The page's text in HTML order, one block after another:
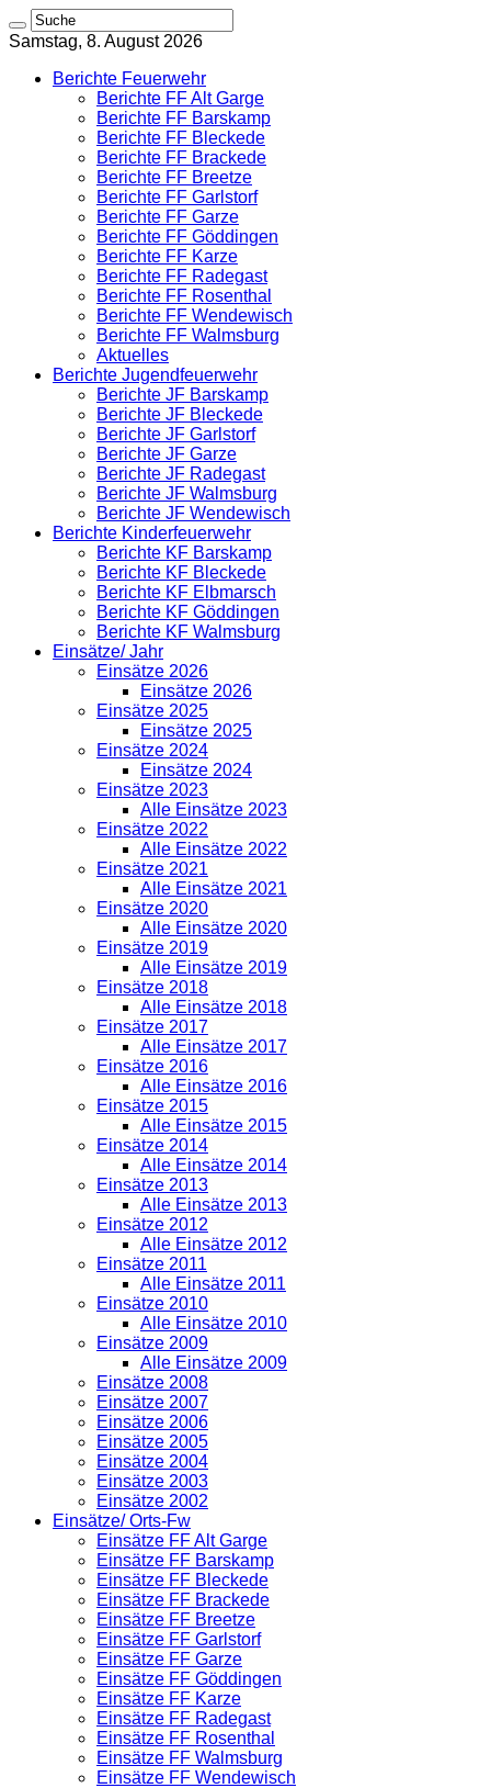
Samstag, 8. August 2026
Berichte Feuerwehr
Berichte FF Alt Garge
Berichte FF Barskamp
Berichte FF Bleckede
Berichte FF Brackede
Berichte FF Breetze
Berichte FF Garlstorf
Berichte FF Garze
Berichte FF Göddingen
Berichte FF Karze
Berichte FF Radegast
Berichte FF Rosenthal
Berichte FF Wendewisch
Berichte FF Walmsburg
Aktuelles
Berichte Jugendfeuerwehr
Berichte JF Barskamp
Berichte JF Bleckede
Berichte JF Garlstorf
Berichte JF Garze
Berichte JF Radegast
Berichte JF Walmsburg
Berichte JF Wendewisch
Berichte Kinderfeuerwehr
Berichte KF Barskamp
Berichte KF Bleckede
Berichte KF Elbmarsch
Berichte KF Göddingen
Berichte KF Walmsburg
Einsätze/ Jahr
Einsätze 2026
Einsätze 2026
Einsätze 2025
Einsätze 2025
Einsätze 2024
Einsätze 2024
Einsätze 2023
Alle Einsätze 2023
Einsätze 2022
Alle Einsätze 2022
Einsätze 2021
Alle Einsätze 2021
Einsätze 2020
Alle Einsätze 2020
Einsätze 2019
Alle Einsätze 2019
Einsätze 2018
Alle Einsätze 2018
Einsätze 2017
Alle Einsätze 2017
Einsätze 2016
Alle Einsätze 2016
Einsätze 2015
Alle Einsätze 2015
Einsätze 2014
Alle Einsätze 2014
Einsätze 2013
Alle Einsätze 2013
Einsätze 2012
Alle Einsätze 2012
Einsätze 2011
Alle Einsätze 2011
Einsätze 2010
Alle Einsätze 2010
Einsätze 2009
Alle Einsätze 2009
Einsätze 2008
Einsätze 2007
Einsätze 2006
Einsätze 2005
Einsätze 2004
Einsätze 2003
Einsätze 2002
Einsätze/ Orts-Fw
Einsätze FF Alt Garge
Einsätze FF Barskamp
Einsätze FF Bleckede
Einsätze FF Brackede
Einsätze FF Breetze
Einsätze FF Garlstorf
Einsätze FF Garze
Einsätze FF Göddingen
Einsätze FF Karze
Einsätze FF Radegast
Einsätze FF Rosenthal
Einsätze FF Walmsburg
Einsätze FF Wendewisch